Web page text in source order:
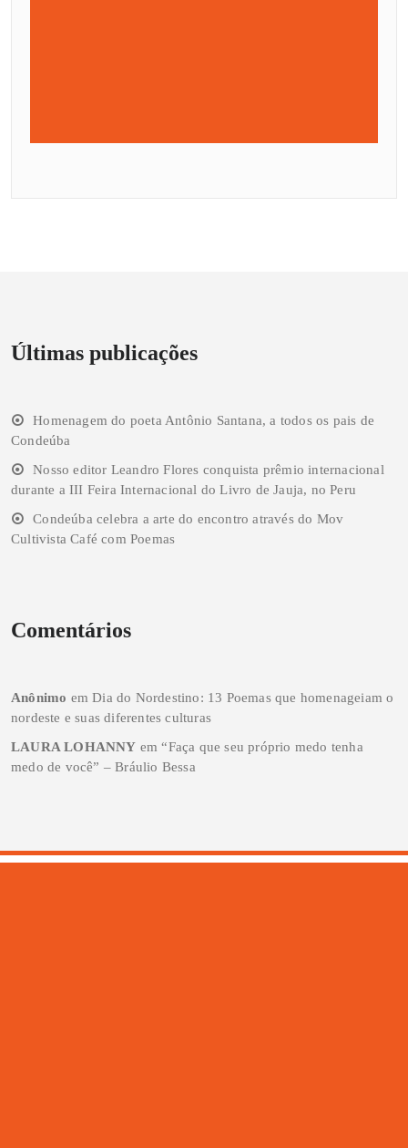
Últimas publicações
Homenagem do poeta Antônio Santana, a todos os pais de
Condeúba
Nosso editor Leandro Flores conquista prêmio internacional
durante a III Feira Internacional do Livro de Jauja, no Peru
Condeúba celebra a arte do encontro através do Mov
Cultivista Café com Poemas
Comentários
Anônimo emDia do Nordestino: 13 Poemas que homenageiam o
nordeste e suas diferentes culturas
LAURA LOHANNY em“Faça que seu próprio medo tenha
medo de você” – Bráulio Bessa